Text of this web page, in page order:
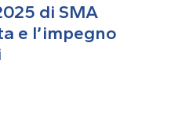
di SMA
e l’impegno